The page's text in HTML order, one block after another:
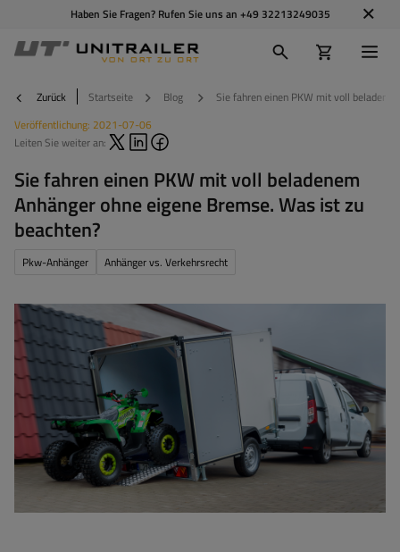
Haben Sie Fragen? Rufen Sie uns an +49 32213249035
Zurück Startseite Blog
Sie fahren einen PKW mit voll
Veröffentlichung: 2021-07-06
Leiten Sie weiter an:
Sie fahren einen PKW mit voll beladenem
Anhänger ohne eigene Bremse. Was ist zu
beachten?
Pkw-Anhänger Anhänger vs. Verkehrsrecht